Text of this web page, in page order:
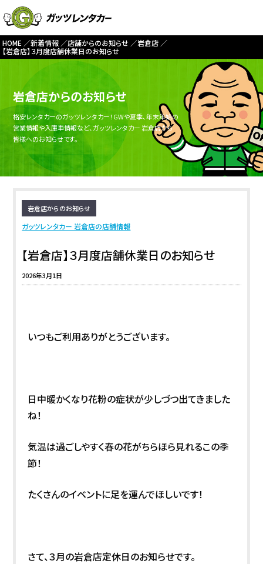
HOME 新着情報 店舗からのお知らせ
岩倉店
【岩倉店】３月度店舗休業日のお知らせ
岩倉店からのお知らせ
格安レンタカーのガッツレンタカー！GWや夏季、年末年始の
営業情報や入庫車情報など、ガッツレンタカー 岩倉店から
皆様へのお知らせです。
岩倉店からのお知らせ
ガッツレンタカー 岩倉店の店舗情報
【岩倉店】３月度店舗休業日のお知らせ
2026年3月1日
いつもご利用ありがとうございます。
日中暖かくなり花粉の症状が少しづつ出てきました
ね！
気温は過ごしやすく春の花がちらほら見れるこの季
節！
たくさんのイベントに足を運んでほしいです！
さて、３月の岩倉店定休日のお知らせです。